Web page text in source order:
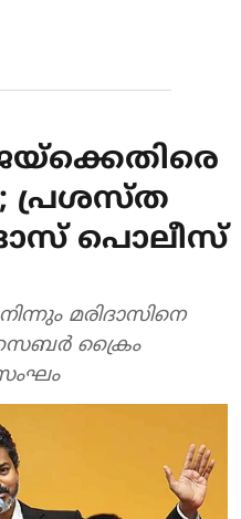
പ്രശസ്ത
പൊലീസ്
മരിദാസിനെ
ക്രൈം